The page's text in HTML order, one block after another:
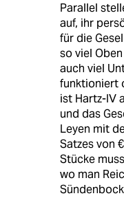
Parallel
auf, ihr
für die
so viel
auch viel
funktioniert
ist Hartz-IV
und das
Leyen mit
Satzes von
Stücke
wo man